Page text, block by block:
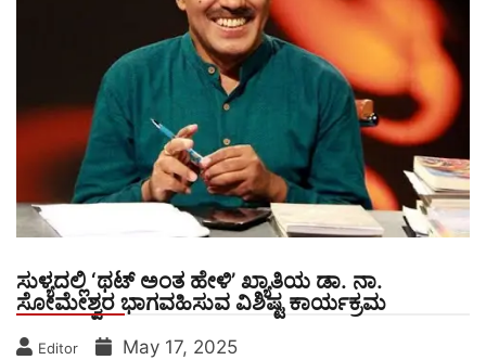
ಸುಳ್ಯದಲ್ಲಿ ‘ಥಟ್ ಅಂತ ಹೇಳಿ’ ಖ್ಯಾತಿಯ ಡಾ. ನಾ.
ಸೋಮೇಶ್ವರ ಭಾಗವಹಿಸುವ ವಿಶಿಷ್ಟ ಕಾರ್ಯಕ್ರಮ
Editor May 17, 2025